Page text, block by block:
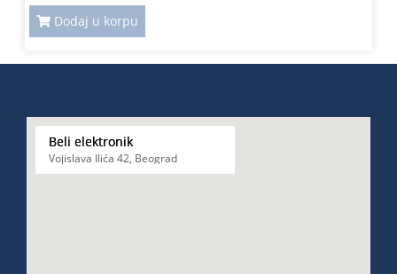
Dodaj u korpu
Beli elektronik
Vojislava Ilića 42, Beograd